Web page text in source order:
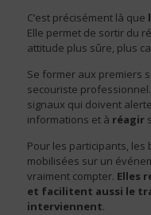
C’est précisément là que
Elle permet de sortir du
attitude plus sûre, plus
Se former aux premiers
secouriste professionnel.
signaux qui doivent
informations et à réagir
Pour les participants,
mobilisées sur un
vraiment compter. Elles
et facilitent aussi le
interviennent.